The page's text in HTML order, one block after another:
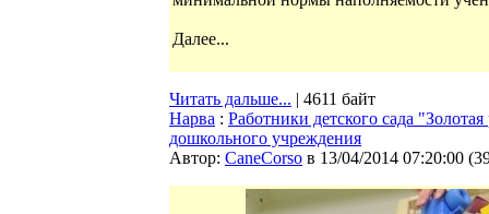
Далее...
Читать дальше... | 4611 байт
Нарва : Работники детского сада
дошкольного учреждения
Автор: CaneCorso в 13/04/2014 07:20:00 (